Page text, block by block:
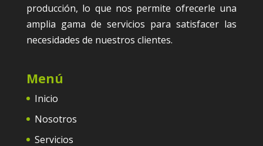
producción, lo que nos permite ofrecerle una
amplia gama de servicios para satisfacer las
necesidades de nuestros clientes.
Menú
Inicio
Nosotros
Servicios